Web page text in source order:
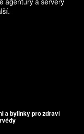
a bylinky pro zdraví